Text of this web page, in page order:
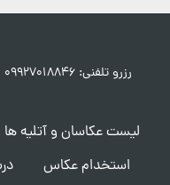
رزرو تلفنی: ۰۹۹۲۷۰۱۸۸۴۶
لیست عکاسان و آتلیه ها
استخدام عکاس